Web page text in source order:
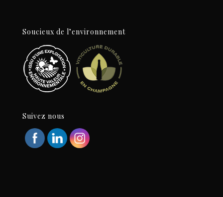
Soucieux de l’environnement
Suivez nous